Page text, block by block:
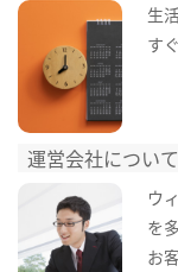
生
す
運営会社について
ウ
を
お